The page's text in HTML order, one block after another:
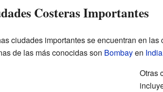
Costeras Importantes
ciudades importantes se encuentran en las
de las más conocidas son Bombayen India
Otras